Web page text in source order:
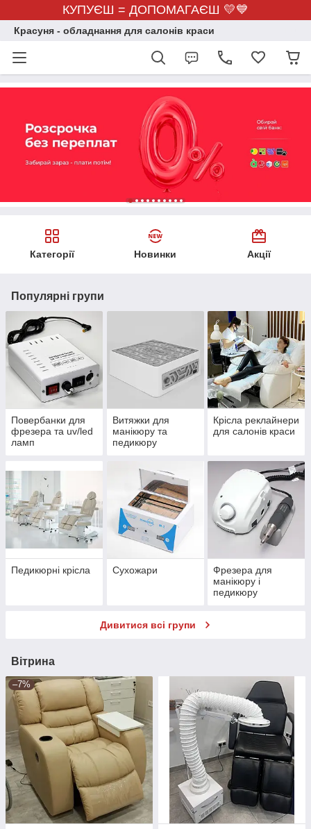
КУПУЄШ = ДОПОМАГАЄШ 💛💙
Красуня - обладнання для салонів краси
Категорії Новинки Акції
Популярні групи
Повербанки для
фрезера та uv/led
ламп
Витяжки для
манікюру та
педикюру
Крісла реклайнери
для салонів краси
Педикюрні крісла Сухожари
Фрезера для
манікюру і
педикюру
Дивитися всі групи
Вітрина
–7%